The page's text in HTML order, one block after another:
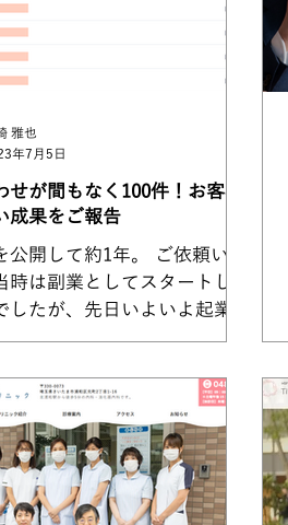
せが間もなく100件！お客様
成果をご報告
公開して約1年。 ご依頼いた
時は副業としてスタートした
したが、先日いよいよ起業。
とお問い合わせもいただいて
！ WEBからのお問い合わせ
！というご相談は多いのです
からの問い合わせな...
雅也
年7月5日